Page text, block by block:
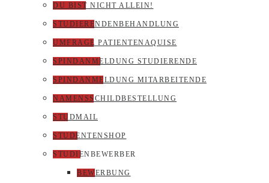
DU BIST NICHT ALLEIN!
STUDIERENDENBEHANDLUNG
UMFRAGE PATIENTENAQUISE
SPINDANMELDUNG STUDIERENDE
SPINDANMELDUNG MITARBEITENDE
NAMENSSCHILDBESTELLUNG
STUDMAIL
STUDENTENSHOP
STUDIENBEWERBER
BEWERBUNG